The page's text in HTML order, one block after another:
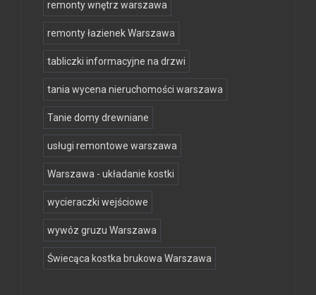
remonty wnętrz warszawa
remonty łazienek Warszawa
tabliczki informacyjne na drzwi
tania wycena nieruchomości warszawa
Tanie domy drewniane
usługi remontowe warszawa
Warszawa - układanie kostki
wycieraczki wejściowe
wywóz gruzu Warszawa
Świecąca kostka brukowa Warszawa